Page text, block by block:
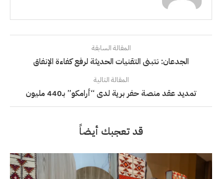
المقالة السابقة
الجدعان: نتبنى التقنيات الحديثة لرفع كفاءة الإنفاق
المقالة التالية
تمديد عقد منصة حفر برية لدى “أرامكو” بـ440 مليون
قد تعجبك أيضاً